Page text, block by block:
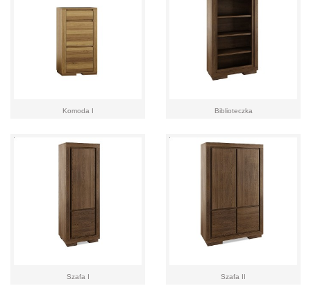
Komoda I Biblioteczka
Szafa I Szafa II